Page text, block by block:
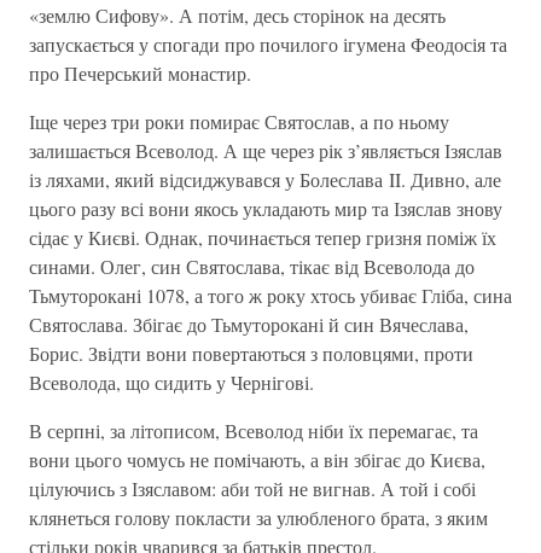
«землю Сифову». А потім, десь сторінок на десять
запускається у спогади про почилого ігумена Феодосія та
про Печерський монастир.
Іще через три роки помирає Святослав, а по ньому
залишається Всеволод. А ще через рік з’являється Ізяслав
із ляхами, який відсиджувався у Болеслава II. Дивно, але
цього разу всі вони якось укладають мир та Ізяслав знову
сідає у Києві. Однак, починається тепер гризня поміж їх
синами. Олег, син Святослава, тікає від Всеволода до
Тьмуторокані 1078, а того ж року хтось убиває Гліба, сина
Святослава. Збігає до Тьмуторокані й син Вячеслава,
Борис. Звідти вони повертаються з половцями, проти
Всеволода, що сидить у Чернігові.
В серпні, за літописом, Всеволод ніби їх перемагає, та
вони цього чомусь не помічають, а він збігає до Києва,
цілуючись з Ізяславом: аби той не вигнав. А той і собі
клянеться голову покласти за улюбленого брата, з яким
стільки років чварився за батьків престол.